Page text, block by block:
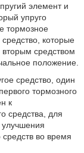
элемент и
упруго
тормозное
которые
средством
положение.
средство, один
тормозного
к
средства, для
улучшения
средств во время